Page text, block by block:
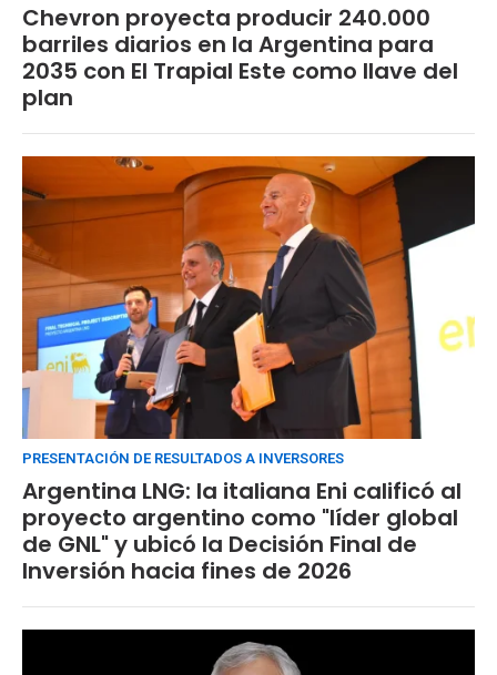
Chevron proyecta producir 240.000
barriles diarios en la Argentina para
2035 con El Trapial Este como llave del
plan
PRESENTACIÓN DE RESULTADOS A INVERSORES
Argentina LNG: la italiana Eni calificó al
proyecto argentino como "líder global
de GNL" y ubicó la Decisión Final de
Inversión hacia fines de 2026